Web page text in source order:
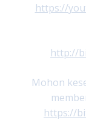
https://
http://
Mohon
https://